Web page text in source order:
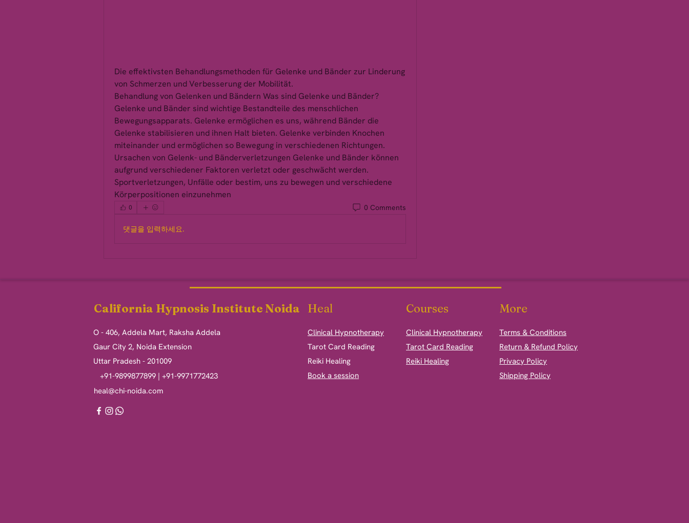
Die effektivsten Behandlungsmethoden für Gelenke und Bänder zur Linderung
von Schmerzen und Verbesserung der Mobilität.
Behandlung von Gelenken und Bändern Was sind Gelenke und Bänder?
Gelenke und Bänder sind wichtige Bestandteile des menschlichen
Bewegungsapparats. Gelenke ermöglichen es uns, während Bänder die
Gelenke stabilisieren und ihnen Halt bieten. Gelenke verbinden Knochen
miteinander und ermöglichen so Bewegung in verschiedenen Richtungen.
Ursachen von Gelenk- und Bänderverletzungen Gelenke und Bänder können
aufgrund verschiedener Faktoren verletzt oder geschwächt werden.
Sportverletzungen, Unfälle oder bestim, uns zu bewegen und verschiedene
Körperpositionen einzunehmen
0 0 Comments
댓글을 입력하세요.
California Hypnosis Institute Noida Heal Courses More
O - 406, Addela Mart, Raksha Addela
Gaur City 2, Noida Extension
Uttar Pradesh - 201009
+91-9899877899 | +91-9971772423
Clinical Hypnotherapy
​Tarot Card Reading
Reiki Healing
Book a session
Clinical Hypnotherapy
Tarot Card Reading
Reiki Healing
Terms & Conditions
Return & Refund Policy
Privacy Policy
Shipping Policy
heal@chi-noida.com